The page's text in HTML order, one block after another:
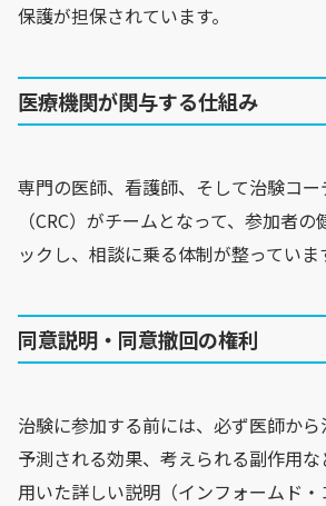
保護が担保されています。
医療機関が関与する仕組み
専門の医師、看護師、そして治験コー
（CRC）がチームとなって、参加者
ックし、相談に乗る体制が整っていま
同意説明・同意撤回の権利
治験に参加する前には、必ず医師から
予測される効果、考えられる副作用
用いた詳しい説明（インフォームド